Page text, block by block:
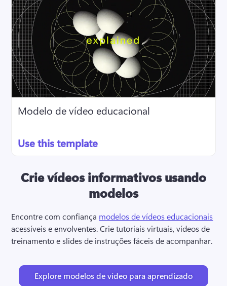
Crie vídeos informativos usando
modelos
Encontre com confiança modelos de vídeos educacionais
acessíveis e envolventes. Crie tutoriais virtuais, vídeos de
treinamento e slides de instruções fáceis de acompanhar.
Explore modelos de vídeo para aprendizado
Modelo de vídeo educacional
Use this template